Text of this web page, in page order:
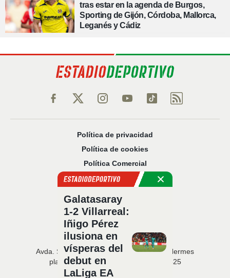
tras estar en la agenda de Burgos,
Sporting de Gijón, Córdoba, Mallorca,
Leganés y Cádiz
Política de privacidad
Política de cookies
Política Comercial
Aviso legal
Sobre nosotros
Código Ético
Avda. San Francisco Javier, 22 · Edificio Hermes
planta 5 · 41018 Sevilla · T. 954 216 525
Galatasaray
1-2 Villarreal:
Iñigo Pérez
ilusiona en
vísperas del
debut en
LaLiga EA